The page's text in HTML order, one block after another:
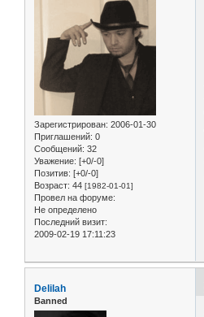
Зарегистрирован: 2006-01-30
Приглашений: 0
Сообщений: 32
Уважение: [+0/-0]
Позитив: [+0/-0]
Возраст: 44 [1982-01-01]
Провел на форуме:
Не определено
Последний визит:
2009-02-19 17:11:23
Delilah
Banned